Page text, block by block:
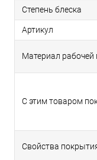
Степень блеска
Артикул
Материал рабочей
С этим товаром
Свойства